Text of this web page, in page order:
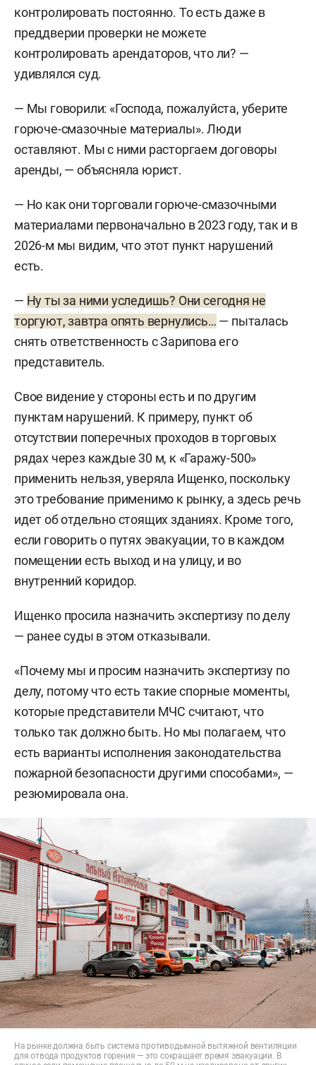
После пожара 36 предпринимателей из 89
обратились за помощью в получении кредита на
восстановление бизнеса. Приезжавший после
инцидента в Челны министр экономики РТ
погорельцам
помочь льготными кредитами. На уровне города
их
от уплаты двух видов налогов. Но
не все продавцы согласились переезжать на
другие площадки, и торговля на территории
рынка фактически продолжалась, несмотря на
формальное закрытие.
Не увидев устранения нарушений, в июле 2024
иском к индивидуальному предпринимателю
Зарипову о запрете на эксплуатацию
агропромпарка «Заритал», к которому и
относится рынок «Гараж-500». На суде
нарушения устранены. Позже собственник
рынка запросил независимую пожарную
экспертизу. Однако проверяющих это не
убедило: среди претензий оставались отсутствие
нужной документации, проблемы с
огнестойкостью конструкций, системой
дымоудаления и автоматическим
пожаротушением, а также нарушения при
хранении товаров и приготовлении пищи.
года, а затем это решение подтвердили
апелляция и кассация. Зарипов за это время
указанов решении Верховного суда РТ. А еще
прокуратура выявила 17
новых нарушений
Зарипов подавал частную жалобу на то, что
судом были приняты обеспечительные меры,
которые не обеспечивают баланс интересов
сторон. Это решение якобы лишало его как
ответчика возможности выполнять работы на
объектах, в том числе по обеспечению мер
пожарной безопасности. Но жалоба ВС РТ была
отклонена. Рынок все это время продолжал
работать.
контролировать постоянно. То есть даже в
преддверии проверки не можете
контролировать арендаторов, что ли? —
удивлялся суд.
— Мы говорили: «Господа, пожалуйста, уберите
горюче-смазочные материалы». Люди
оставляют. Мы с ними расторгаем договоры
аренды, — объясняла юрист.
— Но как они торговали горюче-смазочными
материалами первоначально в 2023 году, так и в
2026-м мы видим, что этот пункт нарушений
есть.
— Ну ты за ними уследишь? Они сегодня не
торгуют, завтра опять вернулись… — пыталась
снять ответственность с Зарипова его
представитель.
Свое видение у стороны есть и по другим
пунктам нарушений. К примеру, пункт об
отсутствии поперечных проходов в торговых
рядах через каждые 30 м, к «Гаражу-500»
применить нельзя, уверяла Ищенко, поскольку
это требование применимо к рынку, а здесь речь
идет об отдельно стоящих зданиях. Кроме того,
если говорить о путях эвакуации, то в каждом
помещении есть выход и на улицу, и во
внутренний коридор.
Ищенко просила назначить экспертизу по делу
— ранее суды в этом отказывали.
«Почему мы и просим назначить экспертизу по
делу, потому что есть такие спорные моменты,
которые представители МЧС считают, что
только так должно быть. Но мы полагаем, что
есть варианты исполнения законодательства
пожарной безопасности другими способами», —
резюмировала она.
На рынке должна быть система противодымной вытяжной вентиляции
для отвода продуктов горения — это сокращает время эвакуации. В